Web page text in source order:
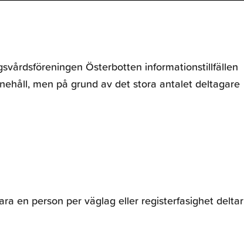
Österbotten informationstillfällen
men på grund av det stora antalet deltagare
en person per väglag eller registerfasighet deltar